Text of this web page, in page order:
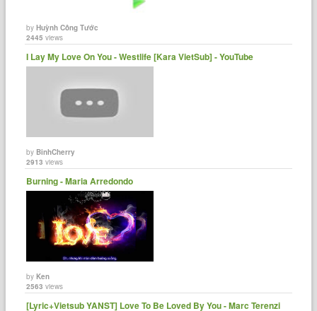
byHuỳnh Công Tước
2445 views
I Lay My Love On You - Westlife [Kara VietSub] - YouTube
by BinhCherry
2913 views
Burning - Maria Arredondo
byKen
2563 views
[Lyric+Vietsub YANST] Love To Be Loved By You - Marc Terenzi